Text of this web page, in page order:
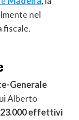
nel
fiscale.
Generale
Alberto
23.000 effettivi